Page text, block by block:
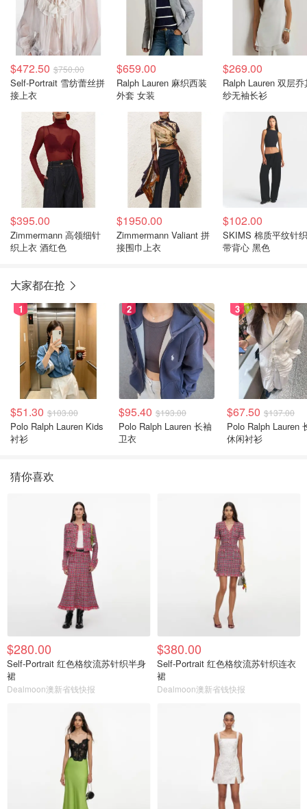
$472.50 $750.00
Self-Portrait 雪纺蕾丝拼
接上衣
$659.00
Ralph Lauren 麻织西装
外套 女装
$269.00
Ralph Lauren 双层乔
纱无袖长衫
$395.00
Zimmermann 高领细针
织上衣 酒红色
$1950.00
Zimmermann Valiant 拼
接围巾上衣
$102.00
SKIMS 棉质平纹针
带背心 黑色
大家都在抢
1
$51.30 $103.00
Polo Ralph Lauren Kids
衬衫
2
$95.40 $193.00
Polo Ralph Lauren 长袖
卫衣
3
$67.50 $137.00
Polo Ralph Lauren
休闲衬衫
猜你喜欢
$280.00
Self-Portrait 红色格纹流苏针织半身
裙
Dealmoon澳新省钱快报
$380.00
Self-Portrait 红色格纹流苏针织连衣
裙
Dealmoon澳新省钱快报